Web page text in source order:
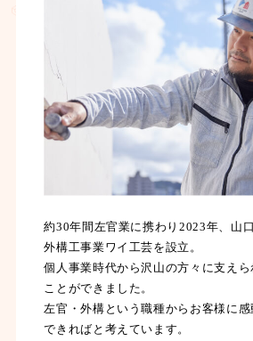
約30年間左官業に携わり2023年、山
外構工事業ワイ工芸を設立。
個人事業時代から沢山の方々に支え
ことができました。
左官・外構という職種からお客様に
できればと考えています。